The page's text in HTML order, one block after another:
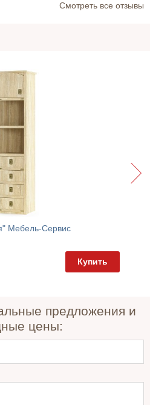
Cмотреть все отзывы
Мебель-Сервис
Купить
предложения и
цены: